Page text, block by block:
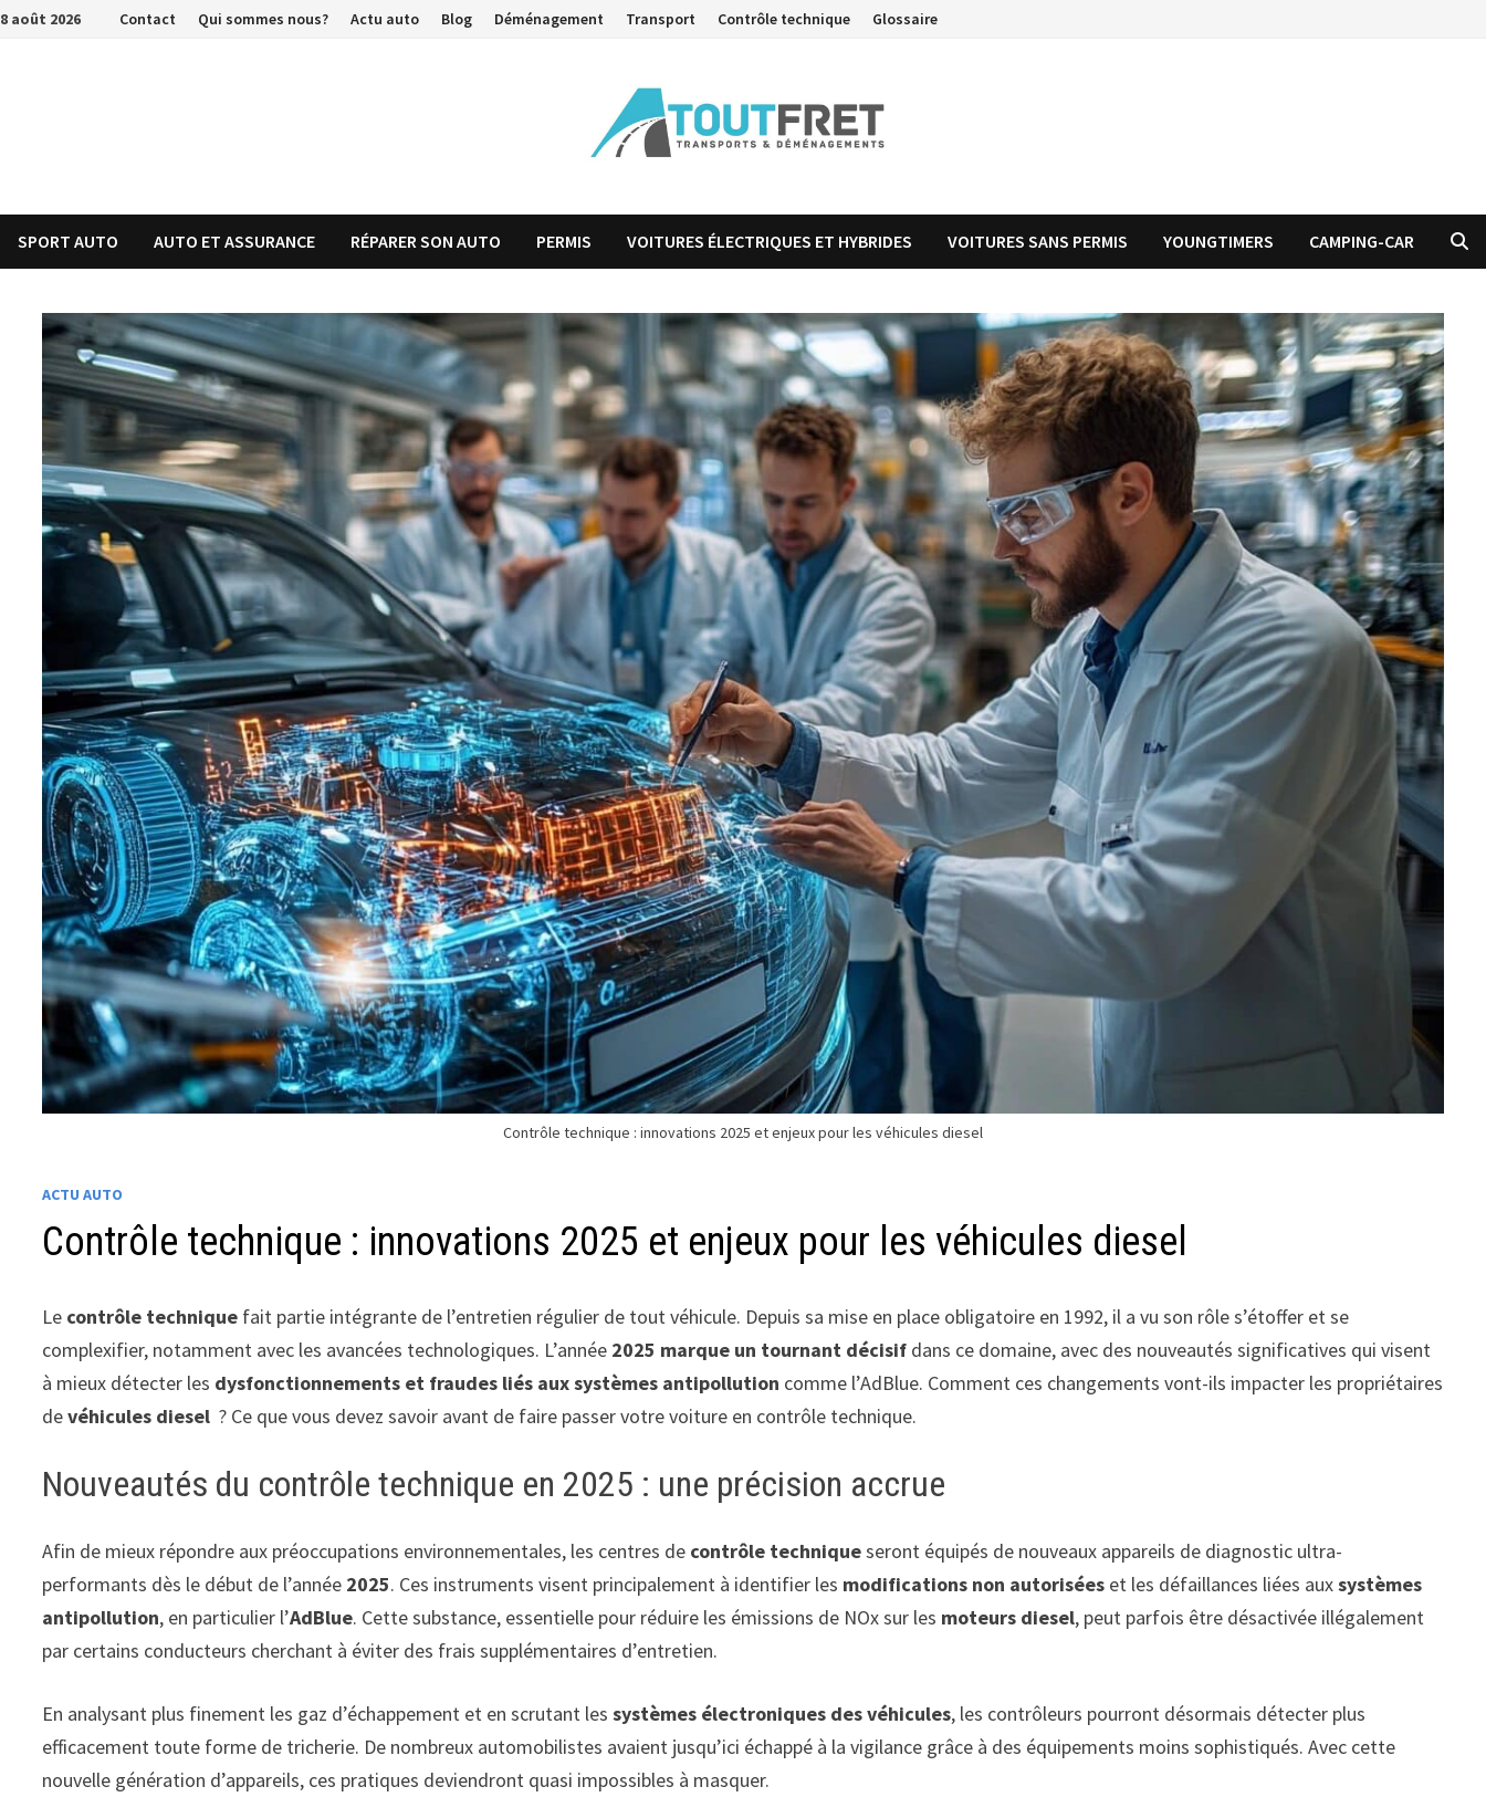
Passer
8 août 2026 Contact Qui sommes nous? Actu auto Blog Déménagement Transport Contrôle technique Glossaire
SPORT AUTO AUTO ET ASSURANCE RÉPARER SON AUTO PERMIS VOITURES ÉLECTRIQUES ET HYBRIDES VOITURES SANS PERMIS YOUNGTIMERS CAMPING-CAR
Contrôle technique : innovations 2025 et enjeux pour les véhicules diesel
ACTU AUTO
Contrôle technique : innovations 2025 et enjeux pour les véhicules diesel
Le contrôle technique fait partie intégrante de l’entretien régulier de tout véhicule. Depuis sa mise en place obligatoire en 1992, il a vu son rôle s’étoffer et se
complexifier, notamment avec les avancées technologiques. L’année 2025 marque un tournant décisif dans ce domaine, avec des nouveautés significatives qui visent
à mieux détecter les dysfonctionnements et fraudes liés aux systèmes antipollution comme l’AdBlue. Comment ces changements vont-ils impacter les propriétaires
devéhicules diesel ? Ce que vous devez savoir avant de faire passer votre voiture en contrôle technique.
Nouveautés du contrôle technique en 2025 : une précision accrue
Afin de mieux répondre aux préoccupations environnementales, les centres de contrôle techniqueseront équipés de nouveaux appareils de diagnostic ultra-
performants dès le début de l’année 2025. Ces instruments visent principalement à identifier les modifications non autorisées et les défaillances liées auxsystèmes
antipollution, en particulier l’AdBlue. Cette substance, essentielle pour réduire les émissions de NOx sur les moteurs diesel, peut parfois être désactivée illégalement
par certains conducteurs cherchant à éviter des frais supplémentaires d’entretien.
En analysant plus finement les gaz d’échappement et en scrutant lessystèmes électroniques des véhicules, les contrôleurs pourront désormais détecter plus
efficacement toute forme de tricherie. De nombreux automobilistes avaient jusqu’ici échappé à la vigilance grâce à des équipements moins sophistiqués. Avec cette
nouvelle génération d’appareils, ces pratiques deviendront quasi impossibles à masquer.